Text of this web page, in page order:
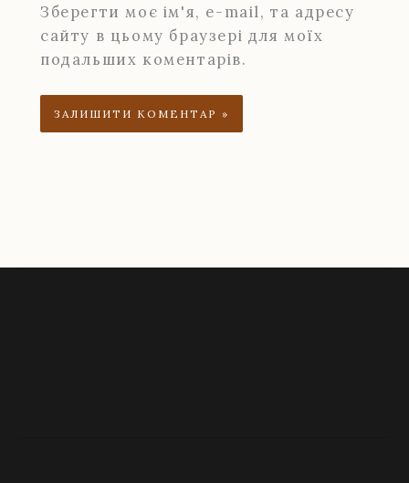
Зберегти моє ім'я, e-mail, та адресу
сайту в цьому браузері для моїх
подальших коментарів.